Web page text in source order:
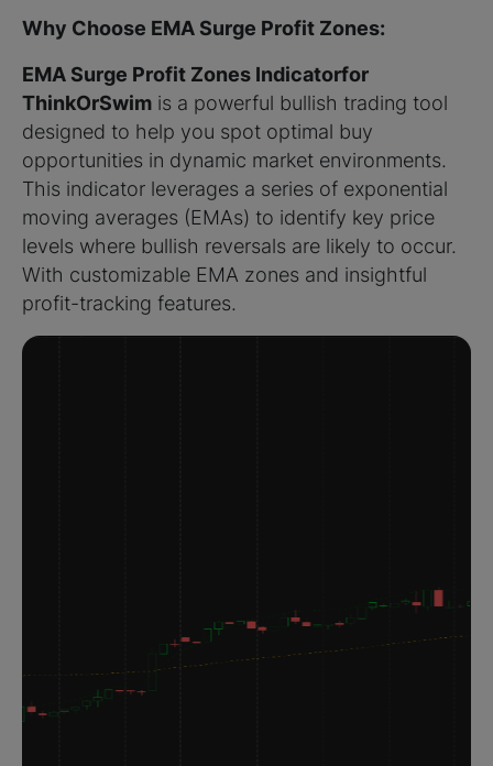
Why Choose EMA Surge Profit Zones:
EMA Surge Profit Zones Indicatorfor
ThinkOrSwim is a powerful bullish trading tool
designed to help you spot optimal buy
opportunities in dynamic market environments.
This indicator leverages a series of exponential
moving averages (EMAs) to identify key price
levels where bullish reversals are likely to occur.
With customizable EMA zones and insightful
profit-tracking features.